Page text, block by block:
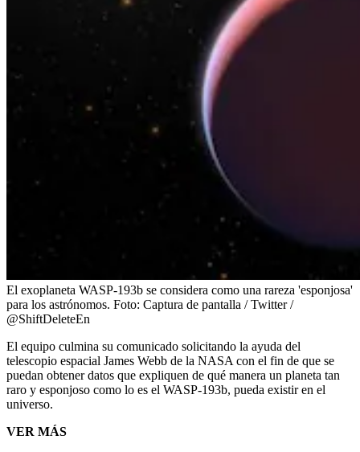
El exoplaneta WASP-193b se considera como una rareza 'esponjosa'
para los astrónomos. Foto: Captura de pantalla / Twitter /
@ShiftDeleteEn
El equipo culmina su comunicado solicitando la ayuda del
telescopio espacial James Webb de la NASA con el fin de que se
puedan obtener datos que expliquen de qué manera un planeta tan
raro y esponjoso como lo es el WASP-193b, pueda existir en el
universo.
VER MÁS